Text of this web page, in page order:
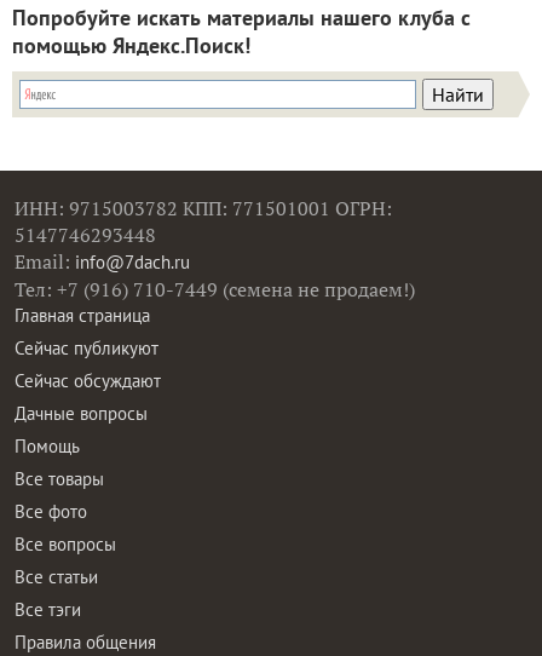
Попробуйте искать материалы нашего клуба с
помощью Яндекс.Поиск!
ИНН: 9715003782 КПП: 771501001 ОГРН:
5147746293448
Email: info@7dach.ru
Тел: +7 (916) 710-7449 (семена не продаем!)
Главная страница
Сейчас публикуют
Сейчас обсуждают
Дачные вопросы
Помощь
Все товары
Все фото
Все вопросы
Все статьи
Все тэги
Правила общения